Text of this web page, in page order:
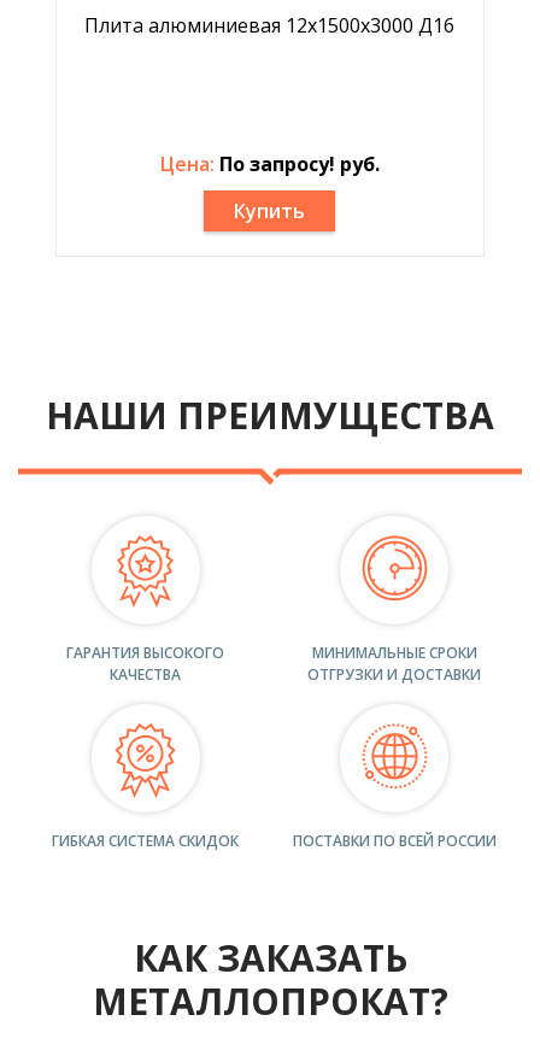
Плита алюминиевая 12х1500х3000 Д16
Цена: По запросу! руб.
Купить
НАШИ ПРЕИМУЩЕСТВА
ГАРАНТИЯ ВЫСОКОГО
КАЧЕСТВА
МИНИМАЛЬНЫЕ СРОКИ
ОТГРУЗКИ И ДОСТАВКИ
ГИБКАЯ СИСТЕМА СКИДОК ПОСТАВКИ ПО ВСЕЙ РОССИИ
КАК ЗАКАЗАТЬ
МЕТАЛЛОПРОКАТ?